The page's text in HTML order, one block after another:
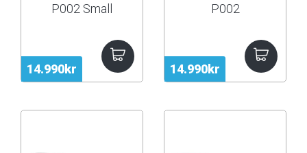
14.990kr
P002 Small
14.990kr
P002